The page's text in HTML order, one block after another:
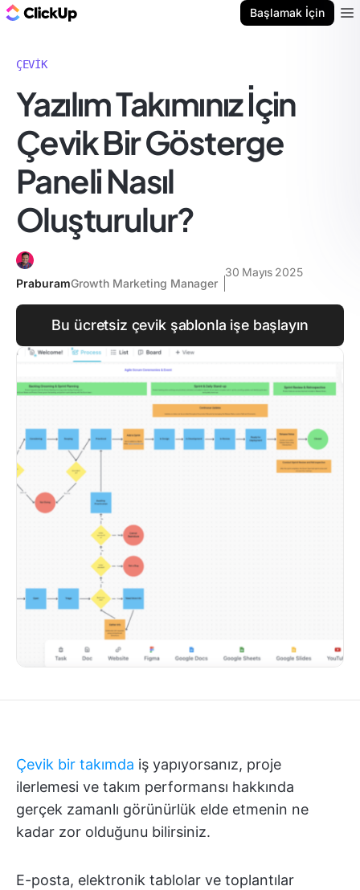
Başlamak İçin
ÇEVIK
Yazılım Takımınız İçin
Çevik Bir Gösterge
Paneli Nasıl
Oluşturulur?
PraburamGrowth Marketing Manager
30 Mayıs 2025
Bu ücretsiz çevik şablonla işe başlayın
Çevik bir takımda iş yapıyorsanız, proje
ilerlemesi ve takım performansı hakkında
gerçek zamanlı görünürlük elde etmenin ne
kadar zor olduğunu bilirsiniz.
E-posta, elektronik tablolar ve toplantılar